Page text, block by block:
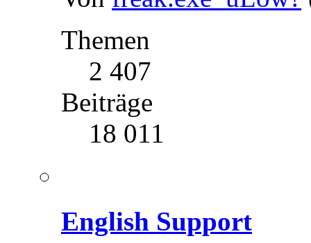
Themen
2 407
Beiträge
18 011
English Support